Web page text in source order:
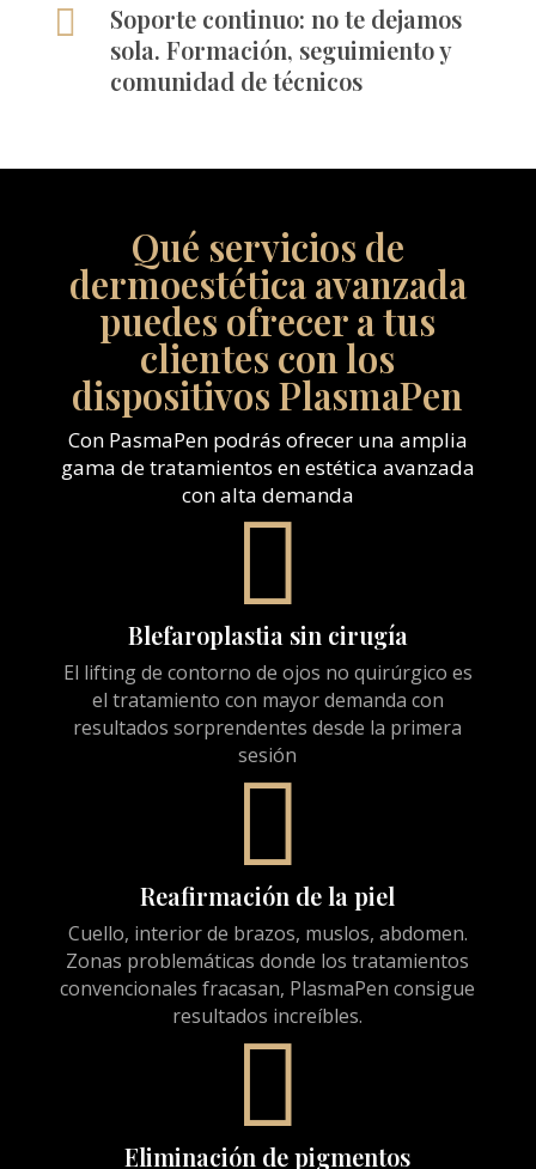

Soporte continuo: no te dejamos
sola. Formación, seguimiento y
comunidad de técnicos
Qué servicios de
dermoestética avanzada
puedes ofrecer a tus
clientes con los
dispositivos PlasmaPen
Con PasmaPen podrás ofrecer una amplia
gama de tratamientos en estética avanzada
con alta demanda

Blefaroplastia sin cirugía
El lifting de contorno de ojos no quirúrgico es
el tratamiento con mayor demanda con
resultados sorprendentes desde la primera
sesión

Reafirmación de la piel
Cuello, interior de brazos, muslos, abdomen.
Zonas problemáticas donde los tratamientos
convencionales fracasan, PlasmaPen consigue
resultados increíbles.

Eliminación de pigmentos